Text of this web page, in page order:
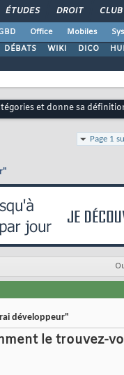
ÉTUDES DROIT CLUB
Office Mobiles
DÉBATS WIKI DICO
et donne sa
Page 1
développeur"
le trouvez-